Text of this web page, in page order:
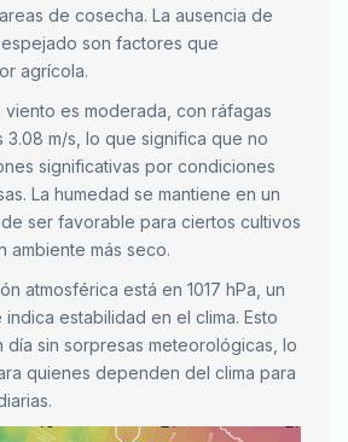
de cosecha. La ausencia de
son factores que
agrícola.
es moderada, con ráfagas
3.08 m/s, lo que significa que no
significativas por condiciones
La humedad se mantiene en un
ser favorable para ciertos cultivos
ambiente más seco.
atmosférica está en 1017 hPa, un
estabilidad en el clima. Esto
día sin sorpresas meteorológicas, lo
quienes dependen del clima para